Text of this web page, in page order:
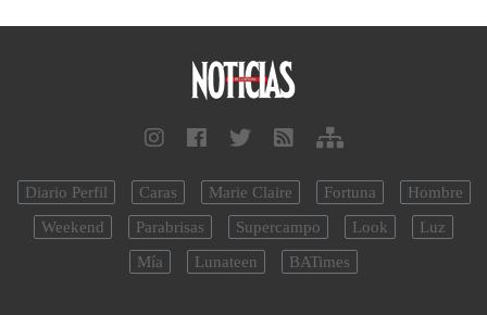
Diario Perfil Caras Marie Claire Fortuna
Hombre
Weekend
Parabrisas Supercampo Look
Luz
Mía
Lunateen BATimes